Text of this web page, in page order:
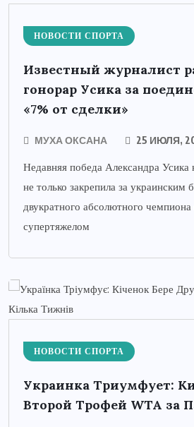
НОВОСТИ СПОРТА
Известный журналист
гонорар Усика за
«7% от сделки»
МУХА ОКСАНА 25 ИЮЛЯ,
Недавняя победа Александра
не только закрепила за украинским
двукратного абсолютного
супертяжелом
НОВОСТИ СПОРТА
Украинка Триумфует:
Второй Трофей WTA за